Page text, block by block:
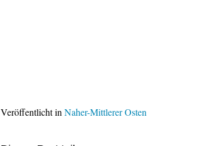
Veröffentlicht in Naher-Mittlerer Osten